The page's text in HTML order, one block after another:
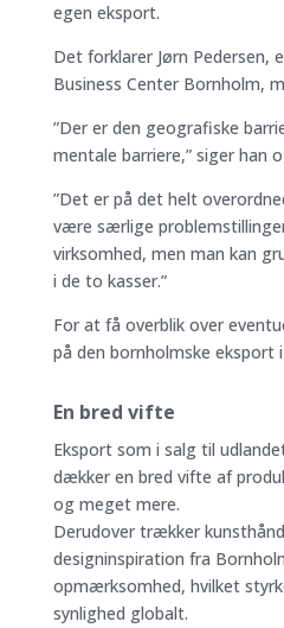
egen eksport.
Det forklarer Jørn Pedersen,
Business Center Bornholm,
”Der er den geografiske
mentale barriere,” siger han
”Det er på det helt
være særlige
virksomhed, men man kan
i de to kasser.”
For at få overblik over
på den bornholmske eksport
En bred vifte
Eksport som i salg til
dækker en bred vifte af
og meget mere.
Derudover trækker
designinspiration fra
opmærksomhed, hvilket
synlighed globalt.